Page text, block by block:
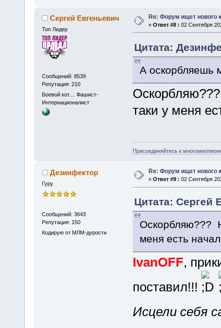
Сергей Евгеньевич
Топ Лидер
Сообщений: 8539
Репутация: 210
Боевой кот.... Фашист-
Интернационалист
Re: Форум ищет нового
« Ответ #8 : 02 Сентября
Цитата:
А оскорбляешь
таки у меня
Присоединяйтесь к
Дезинфектор
Гуру
Сообщений: 3643
Репутация: 150
Кодирую от МЛМ-дурости
Re: Форум ищет нового
« Ответ #9 : 02 Сентября
Цитата: Сергей
Оскорбляю???
меня есть
IvanOFF,
поставил!!!
Исцели себя